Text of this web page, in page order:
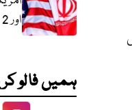
اور 2 طیاروں پر عائد پابندیاں ختم کر دیں
ہمیں فالو